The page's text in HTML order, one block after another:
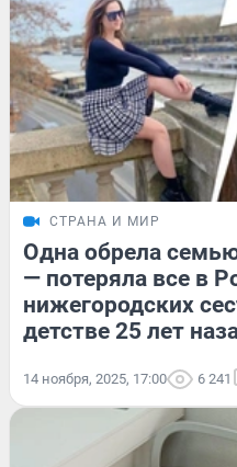
СТРАНА И МИР
Одна обрела
— потеряла все в
нижегородских
детстве 25 лет
14 ноября, 2025, 17:00 6 241